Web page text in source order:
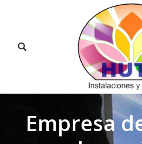
Buscar:
Empresa